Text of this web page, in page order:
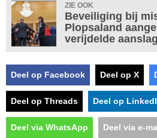
ZIE OOK
Beveiliging bij
Plopsaland
verijdelde aanslag
Deel op Facebook Deel op X
Deel op Threads Deel op
Deel via WhatsApp Deel via e-